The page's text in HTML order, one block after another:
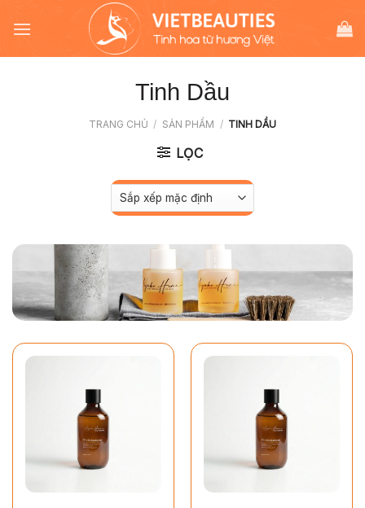
đến
Tinh Dầu
TRANG CHỦ / SẢN PHẨM / TINH DẦU
LỌC